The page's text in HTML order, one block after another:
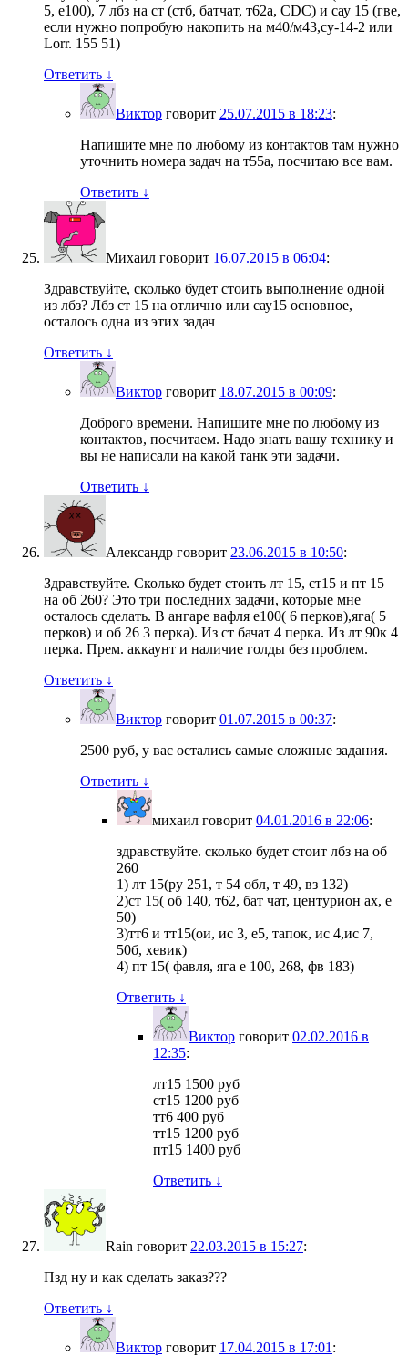
5, е100), 7 лбз на ст (стб, батчат, т62а, CDC) и сау 15 (гве,
если нужно попробую накопить на м40/м43,су-14-2 или
Lorr. 155 51)
Ответить ↓
Виктор говорит 25.07.2015 в 18:23:
Напишите мне по любому из контактов там нужно
уточнить номера задач на т55а, посчитаю все вам.
Ответить ↓
Михаил говорит 16.07.2015 в 06:04:
Здравствуйте, сколько будет стоить выполнение одной
из лбз? Лбз ст 15 на отлично или сау15 основное,
осталось одна из этих задач
Ответить ↓
Виктор говорит 18.07.2015 в 00:09:
Доброго времени. Напишите мне по любому из
контактов, посчитаем. Надо знать вашу технику и
вы не написали на какой танк эти задачи.
Ответить ↓
Александр говорит 23.06.2015 в 10:50:
Здравствуйте. Сколько будет стоить лт 15, ст15 и пт 15
на об 260? Это три последних задачи, которые мне
осталось сделать. В ангаре вафля е100( 6 перков),яга( 5
перков) и об 26 3 перка). Из ст бачат 4 перка. Из лт 90к 4
перка. Прем. аккаунт и наличие голды без проблем.
Ответить ↓
Виктор говорит 01.07.2015 в 00:37:
2500 руб, у вас остались самые сложные задания.
Ответить ↓
михаил говорит 04.01.2016 в 22:06:
здравствуйте. сколько будет стоит лбз на об
260
1) лт 15(ру 251, т 54 обл, т 49, вз 132)
2)ст 15( об 140, т62, бат чат, центурион ах, е
50)
3)тт6 и тт15(ои, ис 3, е5, тапок, ис 4,ис 7,
50б, хевик)
4) пт 15( фавля, яга е 100, 268, фв 183)
Ответить ↓
Виктор говорит 02.02.2016 в
12:35:
лт15 1500 руб
ст15 1200 руб
тт6 400 руб
тт15 1200 руб
пт15 1400 руб
Ответить ↓
Rain говорит 22.03.2015 в 15:27:
Пзд ну и как сделать заказ???
Ответить ↓
Виктор говорит 17.04.2015 в 17:01 :